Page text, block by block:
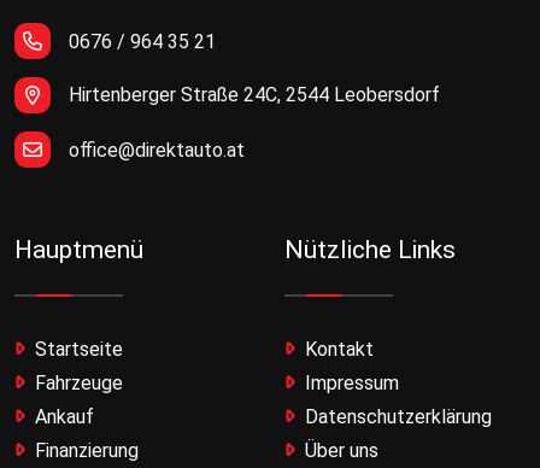
0676 / 964 35 21
Hirtenberger Straße 24C, 2544 Leobersdorf
office@direktauto.at
Hauptmenü
Startseite
Fahrzeuge
Ankauf
Finanzierung
Nützliche Links
Kontakt
Impressum
Datenschutzerklärung
Über uns